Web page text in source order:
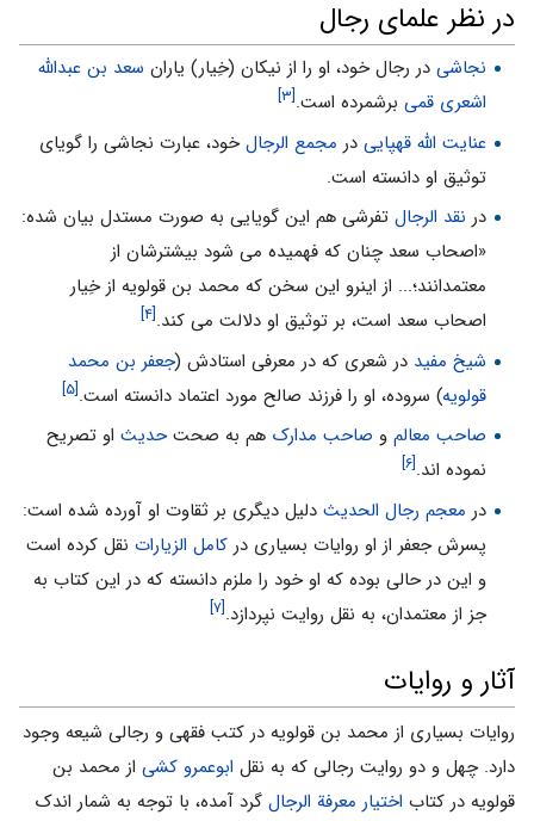
در نظر علمای رجال
نجاشیدر رجال خود، او را از نیکان (خِیار) یاران سعد بن عبدالله
اشعری قمیبرشمرده است.[۳]
عنایت الله قهپاییدر مجمع الرجالخود، عبارت نجاشی را گویای
توثیق او دانسته است.
در نقد الرجالتفرشی هم این گویایی به صورت مستدل بیان شده:
«اصحاب سعد چنان که فهمیده می‏ شود بیشترشان از
معتمدانند؛... از این‏رو این سخن که محمد بن قولویه از خِیار
اصحاب سعد است، بر توثیق او دلالت می‏ کند.[۴]
شیخ مفید در شعری که در معرفی استادش (جعفر بن محمد
قولویه) سروده، او را فرزند صالح مورد اعتماد دانسته است.[۵]
صاحب معالمو صاحب مدارک هم به صحتحدیثاو تصریح
نموده ‏اند.[۶]
در معجم رجال الحدیثدلیل دیگری بر ثقاوت او آورده شده است:
پسرش جعفر از او روایات بسیاری در کامل الزیاراتنقل کرده است
و این در حالی بوده که او خود را ملزم دانسته که در این کتاب به
جز از معتمدان، به نقل روایت نپردازد.[۷]
آثار و روایات
روایات بسیاری از محمد بن قولویه در کتب فقهی و رجالی شیعه وجود
دارد. چهل و دو روایت رجالی که به نقل ابوعمرو کشی از محمد بن
قولویه در کتاب اختیار معرفة الرجال گرد آمده، با توجه به شمار اندک